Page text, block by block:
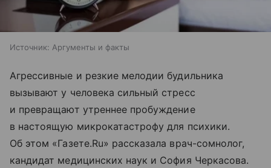
Источник: Аргументы и факты
Агрессивные и резкие мелодии будильника
вызывают у человека сильный стресс
и превращают утреннее пробуждение
в настоящую микрокатастрофу для психики.
Об этом «Газете.Ru» рассказала врач-сомнолог,
кандидат медицинских наук и София Черкасова.